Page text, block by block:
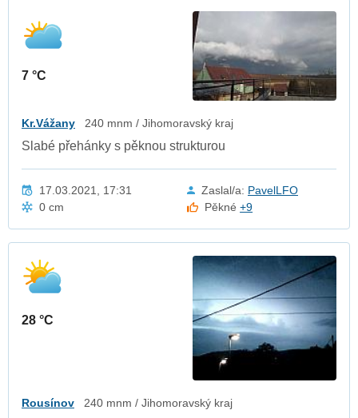
7 °C
Kr.Vážany 240 mnm / Jihomoravský kraj
Slabé přehánky s pěknou strukturou
17.03.2021, 17:31 Zaslal/a: PavelLFO
0 cm
Pěkné+9
28 °C
Rousínov 240 mnm / Jihomoravský kraj